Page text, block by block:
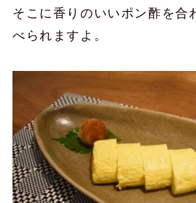
そこに香りのいいポン酢を合
べられますよ。